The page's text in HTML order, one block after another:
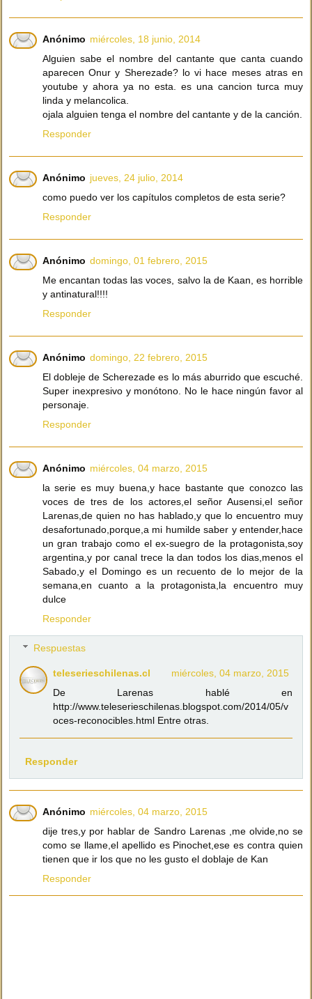
Anónimo miércoles, 18 junio, 2014
Alguien sabe el nombre del cantante que canta cuando
aparecen Onur y Sherezade? lo vi hace meses atras en
youtube y ahora ya no esta. es una cancion turca muy
linda y melancolica.
ojala alguien tenga el nombre del cantante y de la canción.
Responder
Anónimo jueves, 24 julio, 2014
como puedo ver los capítulos completos de esta serie?
Responder
Anónimo domingo, 01 febrero, 2015
Me encantan todas las voces, salvo la de Kaan, es horrible
y antinatural!!!!
Responder
Anónimo domingo, 22 febrero, 2015
El dobleje de Scherezade es lo más aburrido que escuché.
Super inexpresivo y monótono. No le hace ningún favor al
personaje.
Responder
Anónimo miércoles, 04 marzo, 2015
la serie es muy buena,y hace bastante que conozco las
voces de tres de los actores,el señor Ausensi,el señor
Larenas,de quien no has hablado,y que lo encuentro muy
desafortunado,porque,a mi humilde saber y entender,hace
un gran trabajo como el ex-suegro de la protagonista,soy
argentina,y por canal trece la dan todos los dias,menos el
Sabado,y el Domingo es un recuento de lo mejor de la
semana,en cuanto a la protagonista,la encuentro muy
dulce
Responder
Respuestas
teleserieschilenas.cl
miércoles, 04 marzo, 2015
De Larenas hablé en
http://www.teleserieschilenas.blogspot.com/2014/05/v
oces-reconocibles.html Entre otras.
Responder
Anónimo miércoles, 04 marzo, 2015
dije tres,y por hablar de Sandro Larenas ,me olvide,no se
como se llame,el apellido es Pinochet,ese es contra quien
tienen que ir los que no les gusto el doblaje de Kan
Responder